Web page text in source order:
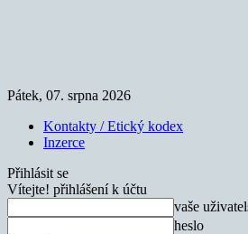
Pátek, 07. srpna 2026
Kontakty / Etický kodex
Inzerce
Přihlásit se
Vítejte! přihlášení k účtu
vaše
heslo